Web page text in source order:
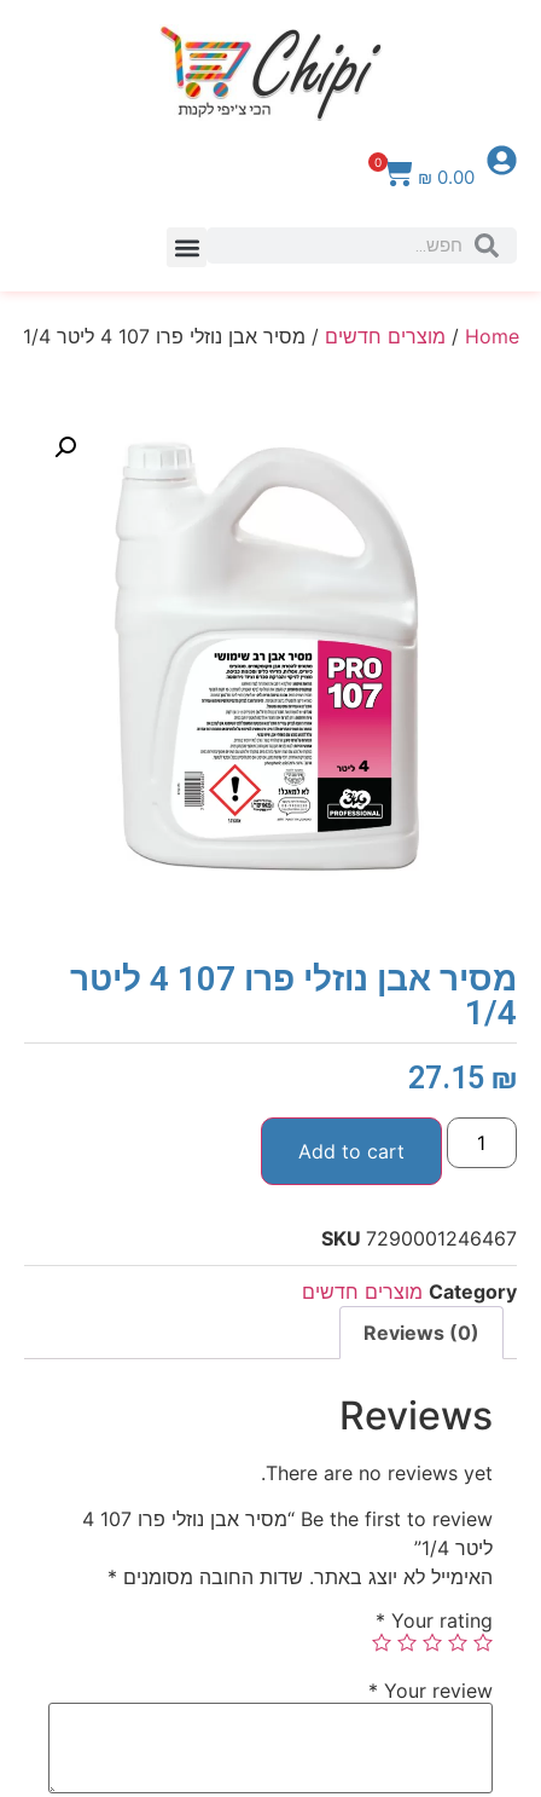
0.00
₪
0
Home
/ מוצרים חדשים / מסיר אבן נוזלי פרו 107 4 ליטר 1/4
מסיר אבן נוזלי פרו 107 4 ליטר
1/4
27.15 ₪
Add to cart
SKU 7290001246467
Category מוצרים חדשים
Reviews (0)
Reviews
There are no reviews yet.
Be the first to review “מסיר אבן נוזלי פרו 107 4
ליטר 1/4”
האימייל לא יוצג באתר. שדות החובה מסומנים *
Your rating
*
Your review
*